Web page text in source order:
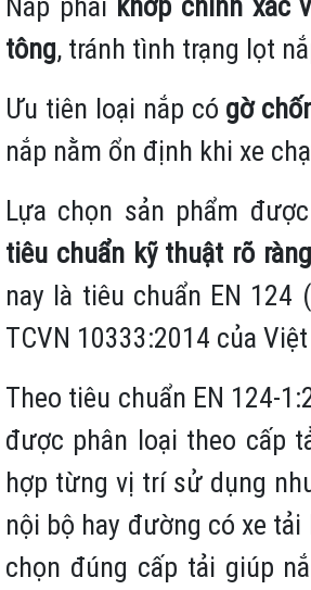
tông, tránh tình trạng lọt
Ưu tiên loại nắp có gờ
nắp nằm ổn định khi xe
Lựa chọn sản phẩm
tiêu chuẩn kỹ thuật rõ ràng
nay là tiêu chuẩn EN 124
TCVN 10333:2014 của
Theo tiêu chuẩn EN 124-
được phân loại theo cấp
hợp từng vị trí sử dụng
nội bộ hay đường có xe
chọn đúng cấp tải giúp